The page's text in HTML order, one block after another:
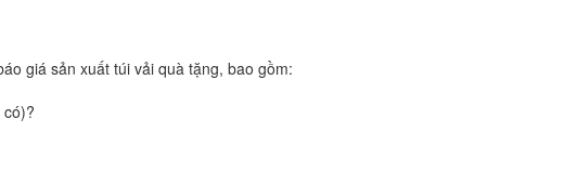
giá sản xuất túi vải quà tặng, bao gồm: